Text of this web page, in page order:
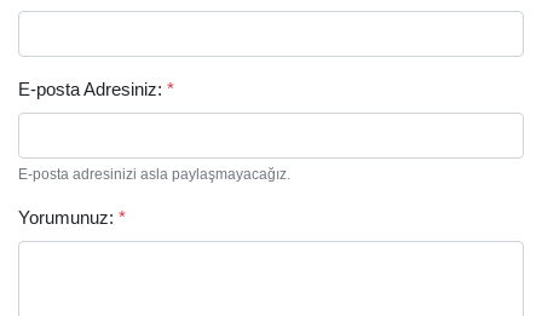
Arama
E-posta Adresiniz: *
E-posta adresinizi asla paylaşmayacağız.
Yorumunuz: *